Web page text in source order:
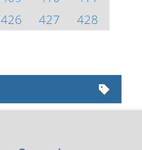
426 427
428